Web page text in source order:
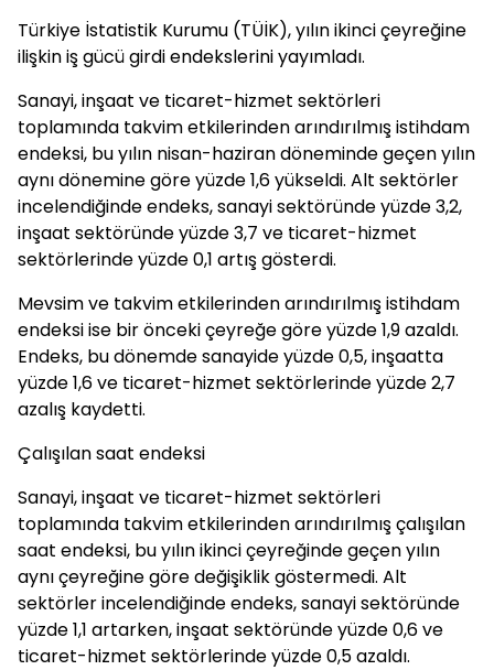
Türkiye İstatistik Kurumu (TÜİK), yılın ikinci çeyreğine
ilişkin iş gücü girdi endekslerini yayımladı.
Sanayi, inşaat ve ticaret-hizmet sektörleri
toplamında takvim etkilerinden arındırılmış istihdam
endeksi, bu yılın nisan-haziran döneminde geçen yılın
aynı dönemine göre yüzde 1,6 yükseldi. Alt sektörler
incelendiğinde endeks, sanayi sektöründe yüzde 3,2,
inşaat sektöründe yüzde 3,7 ve ticaret-hizmet
sektörlerinde yüzde 0,1 artış gösterdi.
Mevsim ve takvim etkilerinden arındırılmış istihdam
endeksi ise bir önceki çeyreğe göre yüzde 1,9 azaldı.
Endeks, bu dönemde sanayide yüzde 0,5, inşaatta
yüzde 1,6 ve ticaret-hizmet sektörlerinde yüzde 2,7
azalış kaydetti.
Çalışılan saat endeksi
Sanayi, inşaat ve ticaret-hizmet sektörleri
toplamında takvim etkilerinden arındırılmış çalışılan
saat endeksi, bu yılın ikinci çeyreğinde geçen yılın
aynı çeyreğine göre değişiklik göstermedi. Alt
sektörler incelendiğinde endeks, sanayi sektöründe
yüzde 1,1 artarken, inşaat sektöründe yüzde 0,6 ve
ticaret-hizmet sektörlerinde yüzde 0,5 azaldı.